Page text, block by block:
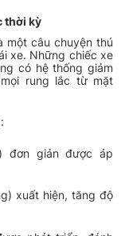
thời kỳ
một câu chuyện thú
xe. Những chiếc xe
có hệ thống giảm
rung lắc từ mặt
đơn giản được áp
xuất hiện, tăng độ